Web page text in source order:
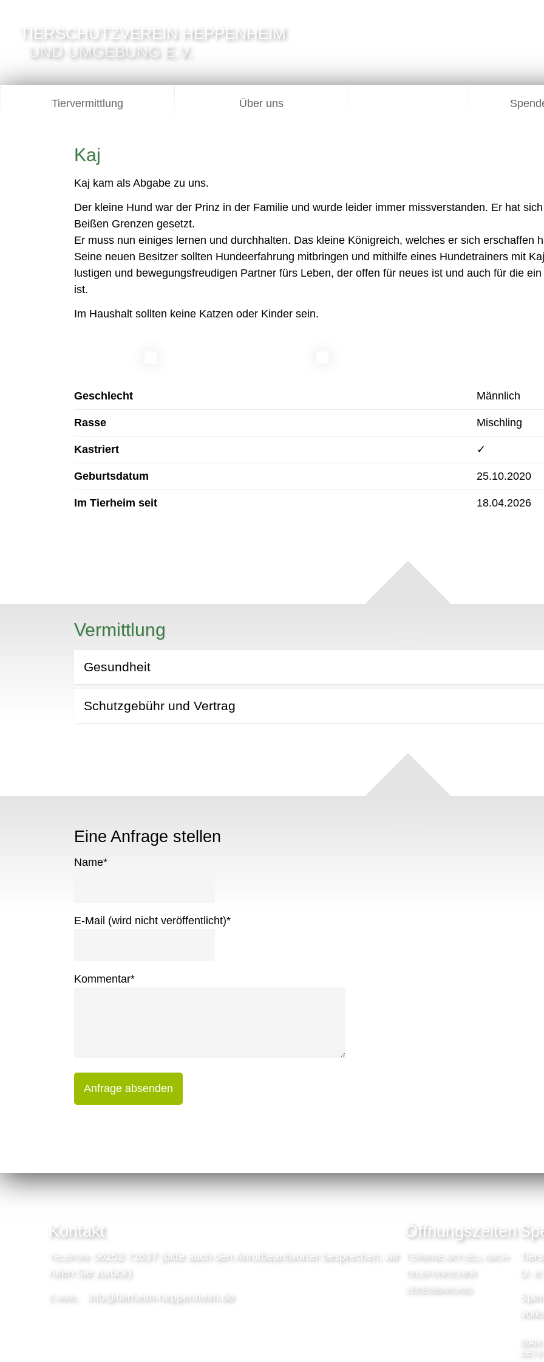
TIERSCHUTZVEREIN HEPPENHEIM
UND UMGEBUNG E.V.
Tiervermittlung Über uns
Kaj
Kaj kam als Abgabe zu uns.
Der kleine Hund war der Prinz in der Familie und wurde leider immer missverstanden. Er hat
Beißen Grenzen gesetzt.
Er muss nun einiges lernen und durchhalten. Das kleine Königreich, welches er sich erschaffen
Seine neuen Besitzer sollten Hundeerfahrung mitbringen und mithilfe eines Hundetrainers mit
lustigen und bewegungsfreudigen Partner fürs Leben, der offen für neues ist und auch für die
ist.
Im Haushalt sollten keine Katzen oder Kinder sein.
Geschlecht Männlich
Rasse Mischling
Kastriert ✓
Geburtsdatum 25.10.2020
Im Tierheim seit 18.04.2026
Vermittlung
Gesundheit
Schutzgebühr und Vertrag
Eine Anfrage stellen
Name*
E-Mail (wird nicht veröffentlicht)*
Kommentar*
Anfrage absenden
Kontakt
TELEFON:
06252 72637 (bitte auch den Anrufbeantworter besprechen, wir
rufen Sie zurück)
E-MAIL: info@tierheim-heppenheim.de
Öffnungszeiten
TERMINE AKTUELL NACH
TELEFONISCHER
VEREINBARUNG
U.
IBAN: